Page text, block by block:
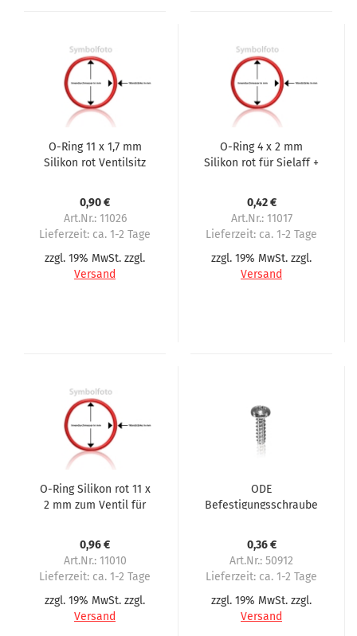
O-Ring 11 x 1,7 mm
Silikon rot Ventilsitz
0,90 €
Art.Nr.: 11026
Lieferzeit: ca. 1-2 Tage
zzgl. 19% MwSt. zzgl.
Versand
O-Ring 4 x 2 mm
Silikon rot für Sielaff +
0,42 €
Art.Nr.: 11017
Lieferzeit: ca. 1-2 Tage
zzgl. 19% MwSt. zzgl.
Versand
O-Ring Silikon rot 11 x
2 mm zum Ventil für
0,96 €
Art.Nr.: 11010
Lieferzeit: ca. 1-2 Tage
zzgl. 19% MwSt. zzgl.
Versand
ODE
Befestigungsschraube
0,36 €
Art.Nr.: 50912
Lieferzeit: ca. 1-2 Tage
zzgl. 19% MwSt. zzgl.
Versand